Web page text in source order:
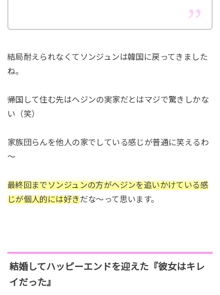
結局耐えられなくてソンジュンは韓国に戻ってきました
ね。
帰国して住む先はヘジンの実家だとはマジで驚きしかな
い（笑）
家族団らんを他人の家でしている感じが普通に笑えるわ
～
最終回までソンジュンの方がヘジンを追いかけている感
じが個人的には好き だな～って思います。
結婚してハッピーエンドを迎えた『彼女はキレ
イだった』